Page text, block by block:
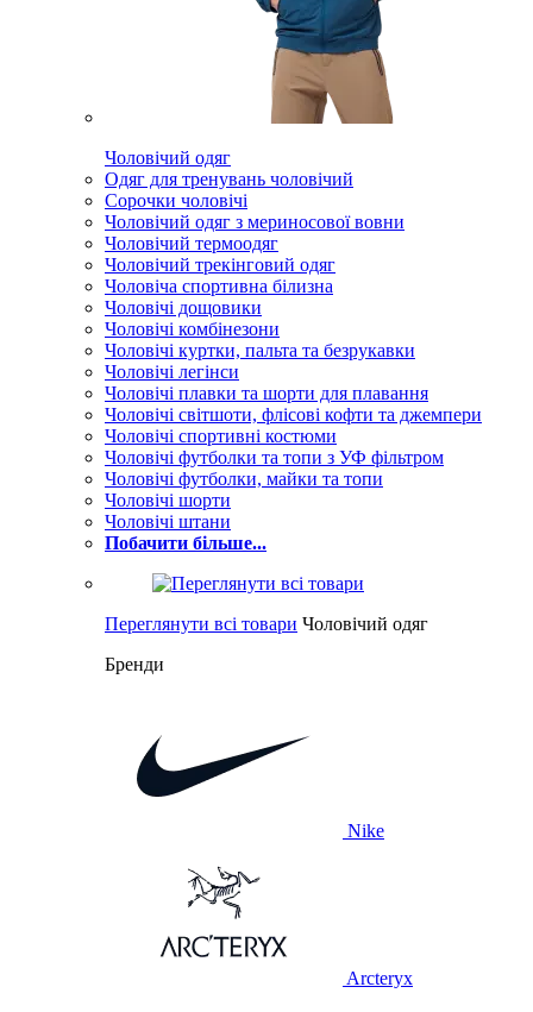
Чоловічий одяг
Одяг для тренувань чоловічий
Сорочки чоловічі
Чоловічий одяг з мериносової вовни
Чоловічий термоодяг
Чоловічий трекінговий одяг
Чоловіча спортивна білизна
Чоловічі дощовики
Чоловічі комбінезони
Чоловічі куртки, пальта та безрукавки
Чоловічі легінси
Чоловічі плавки та шорти для плавання
Чоловічі світшоти, флісові кофти та джемпери
Чоловічі спортивні костюми
Чоловічі футболки та топи з УФ фільтром
Чоловічі футболки, майки та топи
Чоловічі шорти
Чоловічі штани
Побачити більше...
Переглянути всі товари Чоловічий одяг
Бренди
Nike
Arcteryx